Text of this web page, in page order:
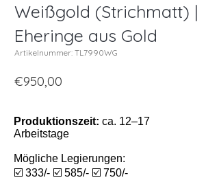
Weißgold (Strichmatt) |
Eheringe aus Gold
Artikelnummer: TL7990WG
€950,00
Produktionszeit: ca. 12–17
Arbeitstage
Mögliche Legierungen:
☑️ 333/- ☑️ 585/- ☑️ 750/-